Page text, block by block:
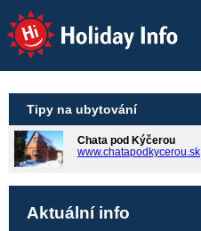
Holiday Info
Tipy na ubytování
Chata pod Kýčerou
www.chatapodkycerou.sk
Aktuální info